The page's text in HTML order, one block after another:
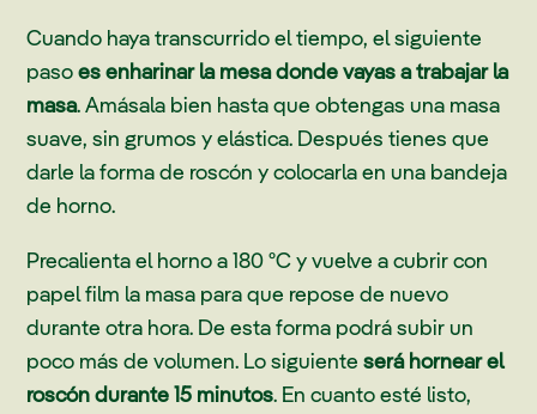
Cuando haya transcurrido el tiempo, el siguiente
pasoes enharinar la mesa donde vayas a trabajar la
masa. Amásala bien hasta que obtengas una masa
suave, sin grumos y elástica. Después tienes que
darle la forma de roscón y colocarla en una bandeja
de horno.
Precalienta el horno a 180 ºC y vuelve a cubrir con
papel film la masa para que repose de nuevo
durante otra hora. De esta forma podrá subir un
poco más de volumen. Lo siguienteserá hornear el
roscón durante 15 minutos. En cuanto esté listo,